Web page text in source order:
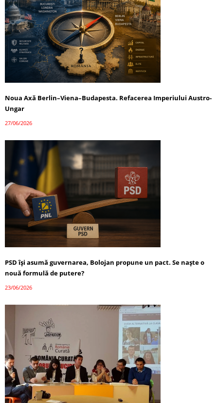
Noua Axă Berlin–Viena–Budapesta. Refacerea Imperiului Austro-
Ungar
27/06/2026
PSD își asumă guvernarea, Bolojan propune un pact. Se naște o
nouă formulă de putere?
23/06/2026